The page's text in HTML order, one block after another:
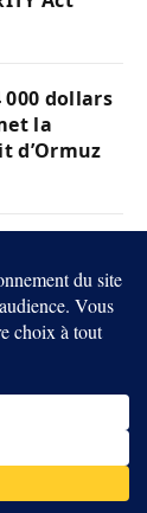
000 dollars
la
d’Ormuz
malgré le
les
tenter